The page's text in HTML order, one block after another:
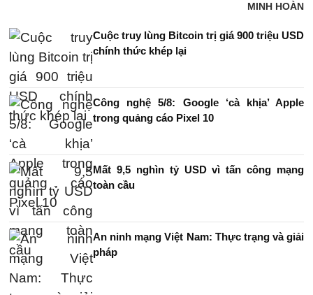
MINH HOÀN
Cuộc truy lùng Bitcoin trị giá 900 triệu USD
chính thức khép lại
Công nghệ 5/8: Google ‘cà khịa’ Apple
trong quảng cáo Pixel 10
Mất 9,5 nghìn tỷ USD vì tấn công mạng
toàn cầu
An ninh mạng Việt Nam: Thực trạng và giải
pháp